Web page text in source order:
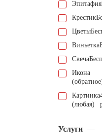
Эпитафия
Крестик
Цветы
Виньетка
Свеча
Икона
Картинка
(любая)
Услуги